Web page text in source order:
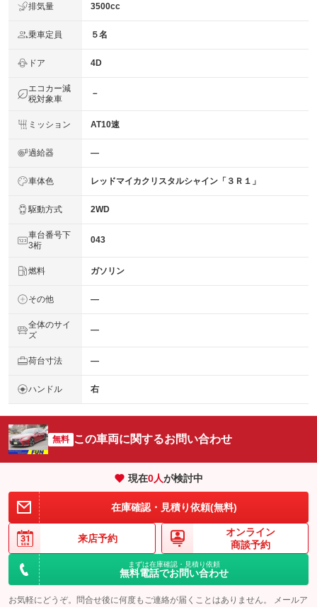
排気量 3500cc
乗車定員 ５名
ドア 4D
エコカー減
税対象車
－
ミッション AT10速
過給器 ―
車体色 レッドマイカクリスタルシャイン「３Ｒ１」
駆動方式 2WD
車台番号下
3桁
043
燃料 ガソリン
その他 ―
全体のサイ
ズ
―
荷台寸法 ―
ハンドル 右
無料 この車両に関するお問い合わせ
現在0人が検討中
在庫確認・見積り依頼(無料)
来店予約
オンライン
商談予約
まずは在庫確認・見積り依頼
無料電話でお問い合わせ
お気軽にどうぞ。問合せ後に何度もご連絡が届くことはありません。 メールア